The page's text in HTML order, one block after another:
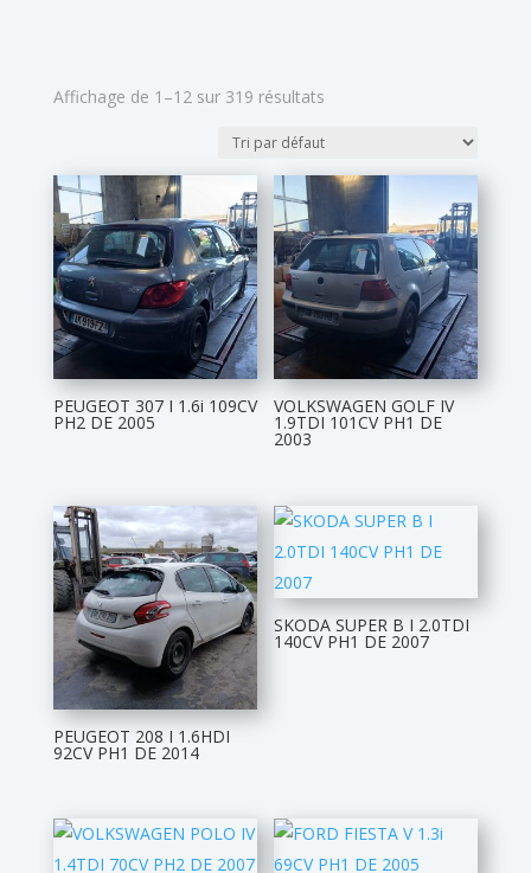
Affichage de 1–12 sur 319 résultats
PEUGEOT 307 I 1.6i 109CV
PH2 DE 2005
VOLKSWAGEN GOLF IV
1.9TDI 101CV PH1 DE
2003
PEUGEOT 208 I 1.6HDI
92CV PH1 DE 2014
SKODA SUPER B I 2.0TDI
140CV PH1 DE 2007